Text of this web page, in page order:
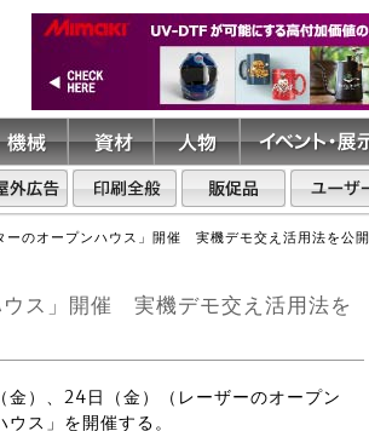
のオープンハウス」開催 実機デモ交え活用法を公開
ス」開催 実機デモ交え活用法を
金）、24日（金）（レーザーのオープン
ス」を開催する。